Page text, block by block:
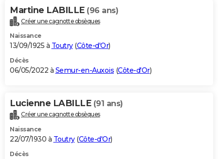
Martine LABILLE (96 ans)
Créer une cagnotte obsèques
Naissance
13/09/1925 à Toutry(Côte-d'Or)
Décès
06/05/2022 à Semur-en-Auxois (Côte-d'Or)
Lucienne LABILLE (91 ans)
Créer une cagnotte obsèques
Naissance
22/07/1930 à Toutry(Côte-d'Or)
Décès